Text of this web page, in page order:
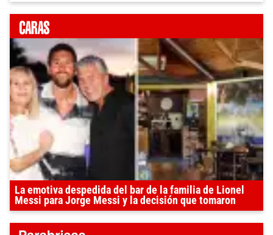
La emotiva despedida del bar de la familia de Lionel
Messi para Jorge Messi y la decisión que tomaron